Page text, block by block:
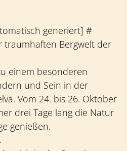
generiert] #
traumhaften Bergwelt der
einem besonderen
und Sein in der
Vom 24. bis 26. Oktober
drei Tage lang die Natur
genießen.